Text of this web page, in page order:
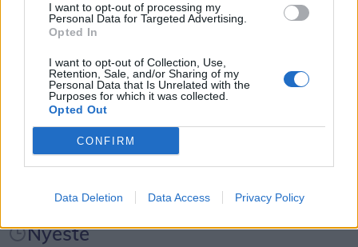
I want to opt-out of processing my
Personal Data for Targeted Advertising.
Opted In
I want to opt-out of Collection, Use,
Retention, Sale, and/or Sharing of my
Personal Data that Is Unrelated with the
Purposes for which it was collected.
Opted Out
CONFIRM
Data Deletion Data Access Privacy Policy
Solformørkelse og stjerneskud samme aften
Aftenen byder ikke kun på solformørkelsen.
Samtidig topper meteorsværmen Perseiderne,
som under gode forhold kan sende op mod 150
stjerneskud over himlen i timen.
Dermed kan nordjyder være heldige at opleve
start på skolelivet. Vi ønsker at skabe en attraktiv
arbejdsplads og ser løbende på, hvordan vi kan
gøre hverdagen lidt nemmere for vores
medarbejdere, siger Bo Viktor Andersen,
landedirektør i JYSK Danmark.
Initiativet kommer blandt andet i kølvandet på en
medarbejdertilfredshedsundersøgelse i februar,
hvor JYSK Danmark opnåede sine hidtil højeste
Aktuelt
Mennesker
Shopping
Mad & drikke
Nyeste